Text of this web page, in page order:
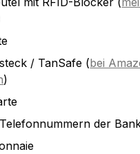
/ TanSafe (bei
)
der